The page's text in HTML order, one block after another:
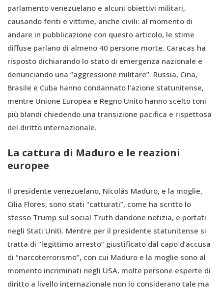
parlamento venezuelano e alcuni obiettivi militari,
causando feriti e vittime, anche civili: al momento di
andare in pubblicazione con questo articolo, le stime
diffuse parlano di almeno 40 persone morte. Caracas ha
risposto dichiarando lo stato di emergenza nazionale e
denunciando una “aggressione militare”. Russia, Cina,
Brasile e Cuba hanno condannato l’azione statunitense,
mentre Unione Europea e Regno Unito hanno scelto toni
più blandi chiedendo una transizione pacifica e rispettosa
del diritto internazionale.
La cattura di Maduro e le reazioni
europee
Il presidente venezuelano, Nicolás Maduro, e la moglie,
Cilia Flores, sono stati “catturati”, come ha scritto lo
stesso Trump sul social Truth dandone notizia, e portati
negli Stati Uniti. Mentre per il presidente statunitense si
tratta di “legittimo arresto” giustificato dal capo d’accusa
di “narcoterrorismo”, con cui Maduro e la moglie sono al
momento incriminati negli USA, molte persone esperte di
diritto a livello internazionale non lo considerano tale ma